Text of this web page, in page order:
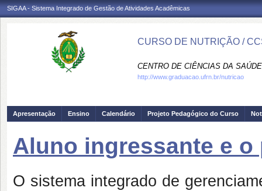
SIGAA - Sistema Integrado de Gestão de Atividades Acadêmicas
CURSO DE NUTRIÇÃO /
CENTRO DE CIÊNCIAS DA
http://www.graduacao.ufrn.br/nutricao
Apresentação Ensino Calendário Projeto Pedagógico do Curso
Aluno ingressante e
O sistema integrado de